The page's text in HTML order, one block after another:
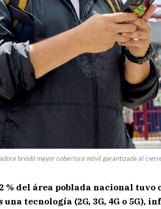
brindó mayor cobertura móvil garantizada al
% del área poblada nacional
tecnología (2G, 3G, 4G o 5G),